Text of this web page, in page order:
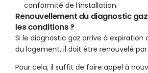
conformité de l’installation.
Renouvellement du diagnostic
les conditions ?
Si le diagnostic gaz arrive à expiration
du logement, il doit être renouvelé
Pour cela, il suffit de faire appel à